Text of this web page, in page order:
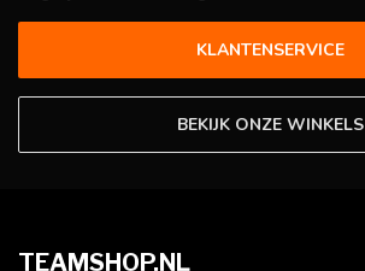
KLANTENSERVICE
BEKIJK ONZE WINKELS
TEAMSHOP.NL